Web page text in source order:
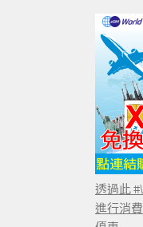
透過此
進行消費